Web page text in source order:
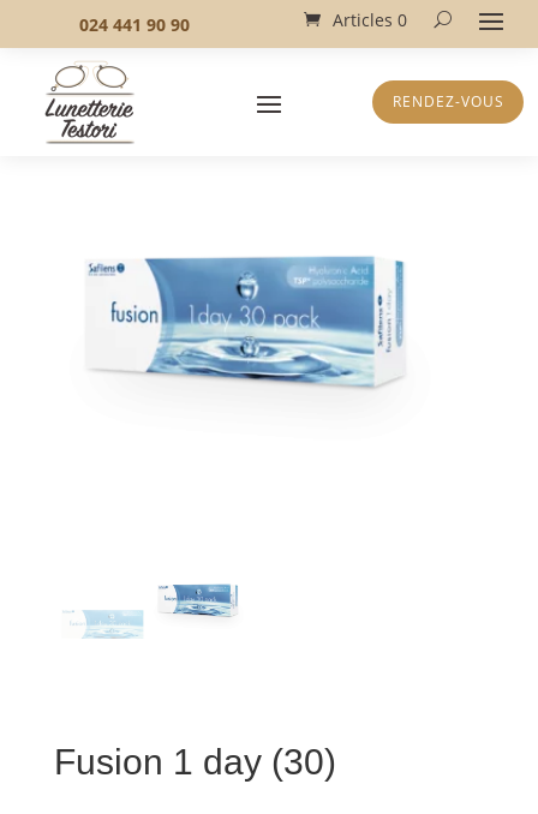
024 441 90 90 Articles 0
RENDEZ-VOUS
Fusion 1 day (30)